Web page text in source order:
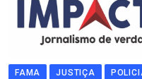
FAMA JUSTIÇA